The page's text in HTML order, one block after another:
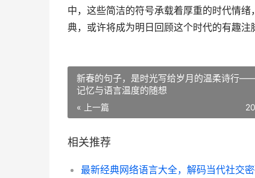
中，这些简洁的符号承载着厚重的时代情
典，或许将成为明日回顾这个时代的有趣注
新春的句子，是时光写给岁月的温柔诗行
记忆与语言温度的随想
« 上一篇
相关推荐
最新经典网络语言大全，解码当代社交